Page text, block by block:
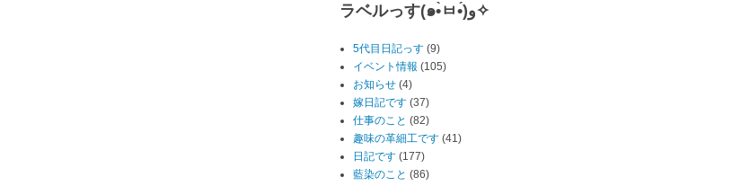
ラベルっす(๑•̀ㅂ•́)و✧
5代目日記っす (9)
イベント情報 (105)
お知らせ (4)
嫁日記です (37)
仕事のこと (82)
趣味の革細工です (41)
日記です (177)
藍染のこと (86)